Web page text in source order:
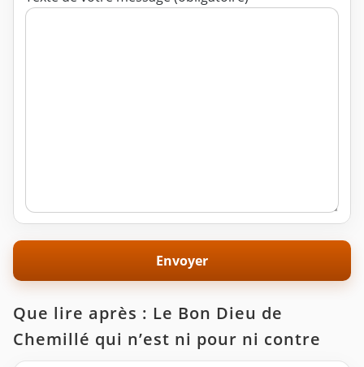
Que lire après : Le Bon Dieu de
Chemillé qui n’est ni pour ni contre